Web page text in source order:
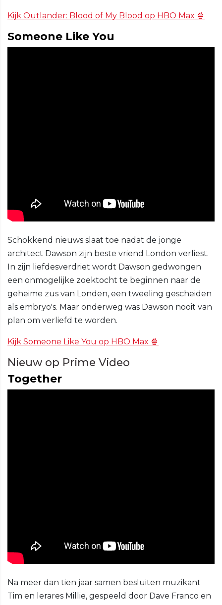
Kijk Outlander: Blood of My Blood op HBO Max 🍿
Someone Like You
Schokkend nieuws slaat toe nadat de jonge
architect Dawson zijn beste vriend London verliest.
In zijn liefdesverdriet wordt Dawson gedwongen
een onmogelijke zoektocht te beginnen naar de
geheime zus van Londen, een tweeling gescheiden
als embryo's. Maar onderweg was Dawson nooit van
plan om verliefd te worden.
Kijk Someone Like You op HBO Max 🍿
Nieuw op Prime Video
Together
Na meer dan tien jaar samen besluiten muzikant
Tim en lerares Millie, gespeeld door Dave Franco en